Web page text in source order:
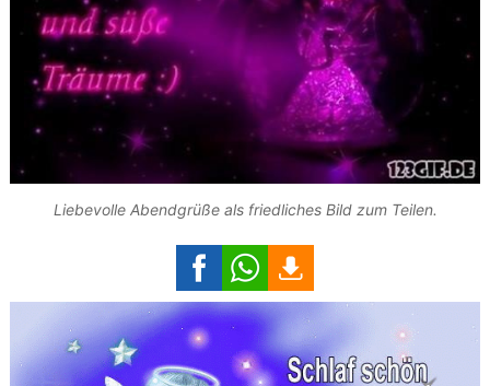
Liebevolle Abendgrüße als friedliches Bild zum Teilen.